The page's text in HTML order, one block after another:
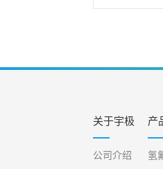
关于宇极
公司介绍
产
氢